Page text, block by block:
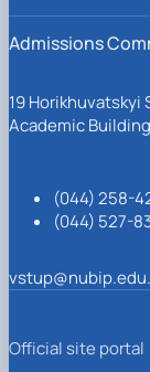
Admissions
19 Horikhuvatskyi
Academic Building
(044) 258-
(044) 527-
Official site portal